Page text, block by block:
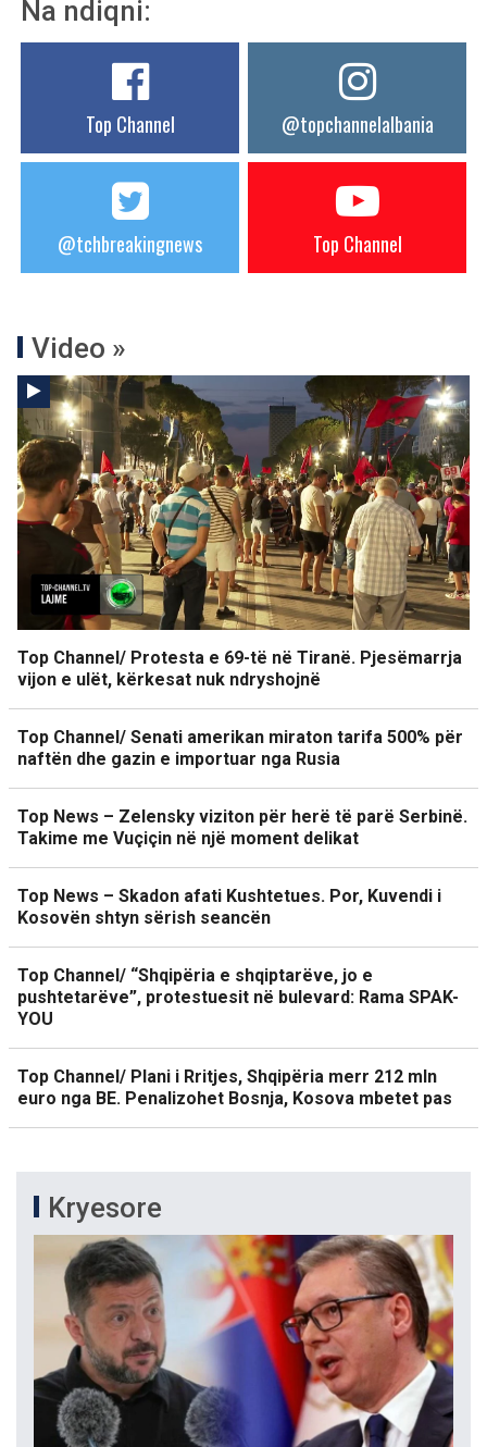
Na ndiqni:
Top Channel @topchannelalbania
@tchbreakingnews Top Channel
Video »
Top Channel/ Protesta e 69-të në Tiranë. Pjesëmarrja
vijon e ulët, kërkesat nuk ndryshojnë
Top Channel/ Senati amerikan miraton tarifa 500% për
naftën dhe gazin e importuar nga Rusia
Top News – Zelensky viziton për herë të parë Serbinë.
Takime me Vuçiçin në një moment delikat
Top News – Skadon afati Kushtetues. Por, Kuvendi i
Kosovën shtyn sërish seancën
Top Channel/ “Shqipëria e shqiptarëve, jo e
pushtetarëve”, protestuesit në bulevard: Rama SPAK-
YOU
Top Channel/ Plani i Rritjes, Shqipëria merr 212 mln
euro nga BE. Penalizohet Bosnja, Kosova mbetet pas
Kryesore